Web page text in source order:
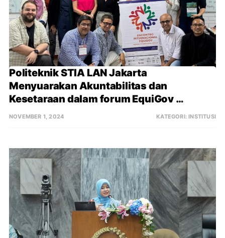
Politeknik STIA LAN Jakarta
Menyuarakan Akuntabilitas dan
Kesetaraan dalam forum EquiGov
International Meeting di Brasil
NOVEMBER 1, 2024 KATEGORI:INSTITUSI